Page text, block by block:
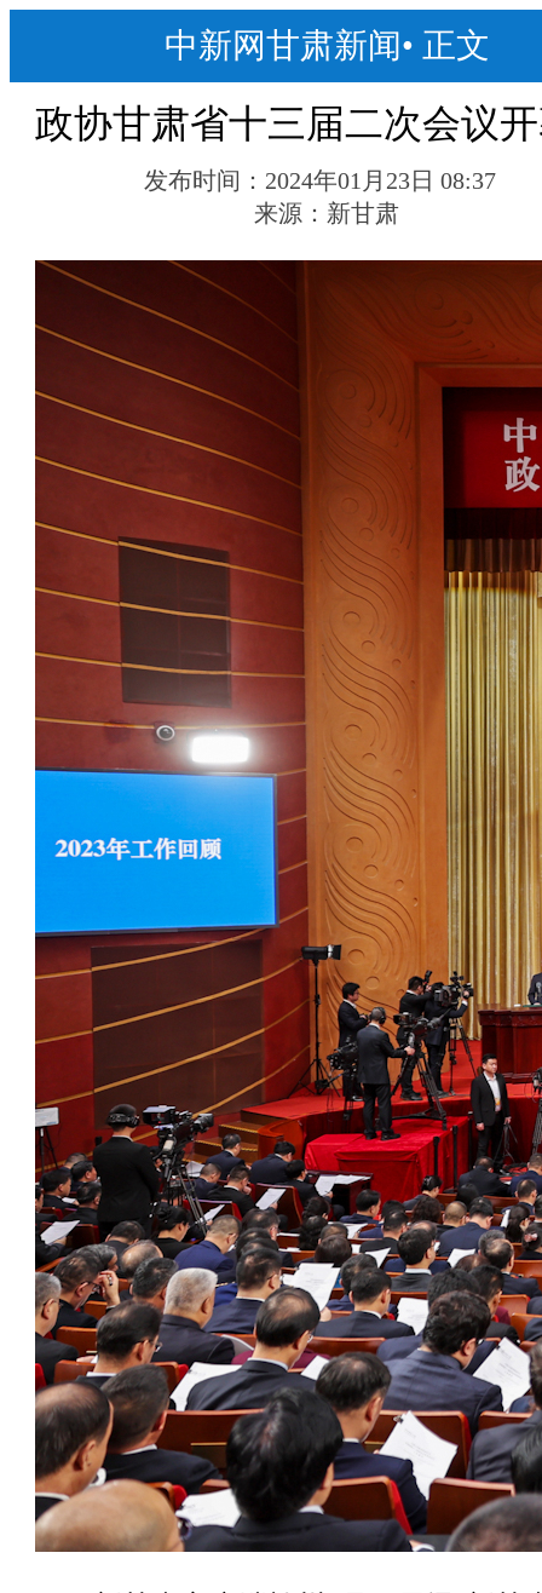
中新网甘肃新闻• 正文
政协甘肃省十三届二次会议
发布时间： 2024年01月23日 08:37
来源： 新甘肃